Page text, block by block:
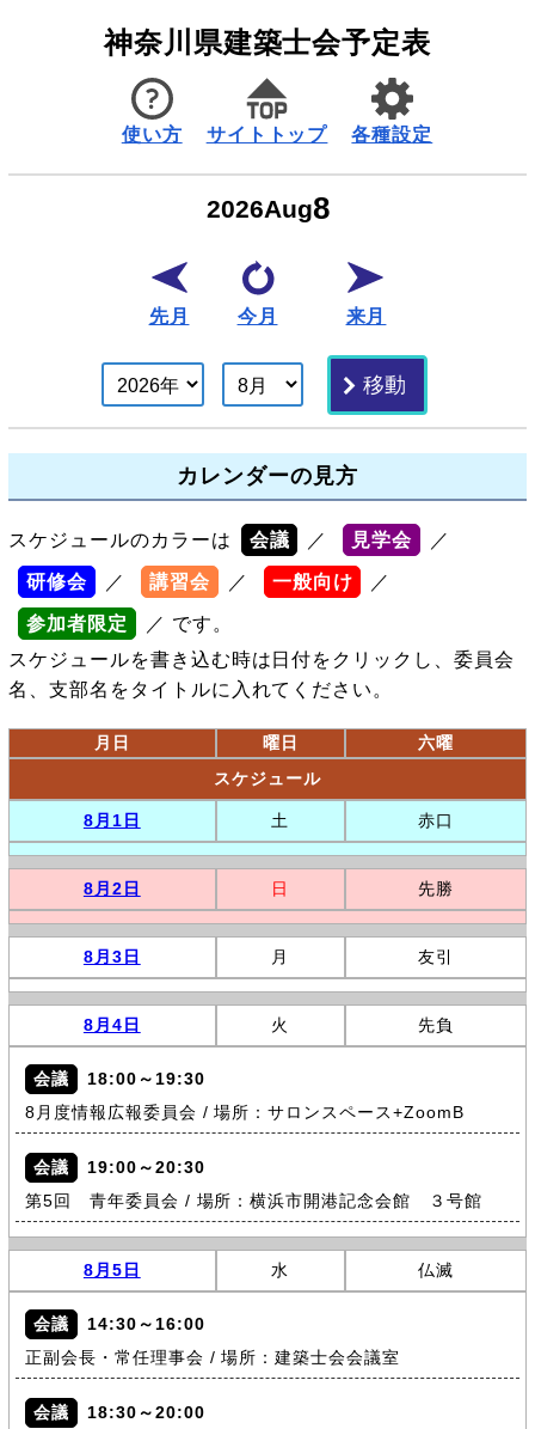
神奈川県建築士会予定表
使い方 サイトトップ 各種設定
2026Aug8
先月 今月 来月
カレンダーの見方
スケジュールのカラーは 会議 ／ 見学会 ／
研修会 ／ 講習会 ／ 一般向け ／
参加者限定
／ です。
スケジュールを書き込む時は日付をクリックし、委員会
名、支部名をタイトルに入れてください。
月日 曜日
六曜
スケジュール
8月1日 土 赤口
8月2日 日 先勝
8月3日 月 友引
8月4日 火 先負
会議
18:00～19:30
8月度情報広報委員会 / 場所：サロンスペース+ZoomB
会議
19:00～20:30
第5回 青年委員会 / 場所：横浜市開港記念会館 ３号館
8月5日 水 仏滅
会議
14:30～16:00
正副会長・常任理事会 / 場所：建築士会会議室
会議
18:30～20:00